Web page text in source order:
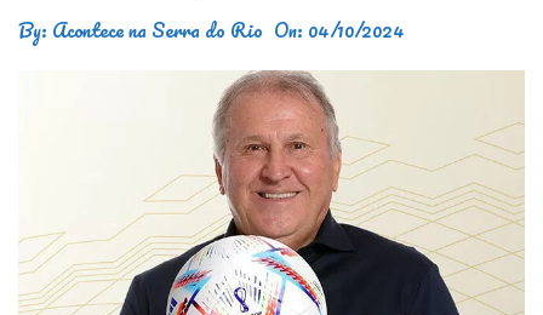
By: Acontece na Serra do Rio On: 04/10/2024